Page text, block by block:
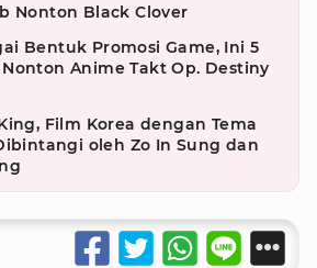
Nonton Black Clover
Bentuk Promosi Game, Ini 5
Anime Takt Op. Destiny
Film Korea dengan Tema
oleh Zo In Sung dan